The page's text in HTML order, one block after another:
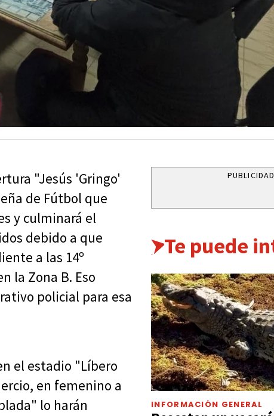
"Jesús 'Gringo'
de Fútbol que
y culminará el
debido a que
a las 14º
la Zona B. Eso
policial para esa
el estadio "Líbero
en femenino a
lo harán
PUBLICIDAD
Te puede
INFORMACIÓN GENERAL